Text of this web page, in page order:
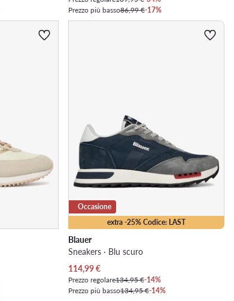
Prezzo più basso86,99 €-17%
extra -25% Codice: LAST
Occasione
Blauer
Sneakers · Blu scuro
Prezzo attuale
114,99€
Prezzo regolare134,95 €-14%
Prezzo più basso134,95 €-14%